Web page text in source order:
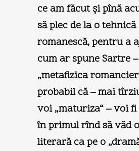
ce am făcut şi pînă
să plec de la o tehnică
romanescă, pentru a
cum ar spune Sartre
„metafizica
probabil că – mai
voi „maturiza“ – voi
în primul rînd să văd
literară ca pe o